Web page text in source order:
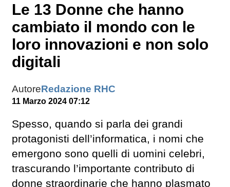
Le 13 Donne che hanno
cambiato il mondo con le
loro innovazioni e non solo
digitali
AutoreRedazione RHC
11 Marzo 2024 07:12
Spesso, quando si parla dei grandi
protagonisti dell’informatica, i nomi che
emergono sono quelli di uomini celebri,
trascurando l’importante contributo di
donne straordinarie che hanno plasmato